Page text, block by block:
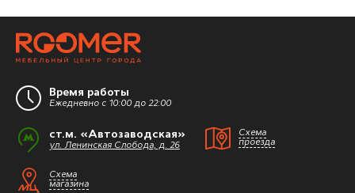
Время работы
Ежедневно с 10:00 до 22:00
ст.м. «Автозаводская»
ул. Ленинская Слобода, д. 26
Схема
проезда
Схема
магазина